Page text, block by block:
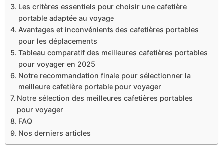
Les critères essentiels pour choisir une cafetière
portable adaptée au voyage
Avantages et inconvénients des cafetières portables
pour les déplacements
Tableau comparatif des meilleures cafetières portables
pour voyager en 2025
Notre recommandation finale pour sélectionner la
meilleure cafetière portable pour voyager
Notre sélection des meilleures cafetières portables​
pour voyager
FAQ​​​​
Nos derniers articles